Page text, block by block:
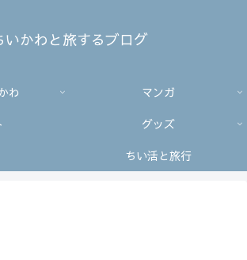
いかわと旅するブログ
わ
マンガ
グッズ
ちい活と旅行